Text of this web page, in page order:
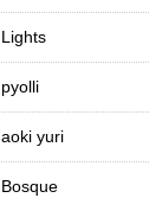
Lights
pyolli
aoki yuri
Bosque